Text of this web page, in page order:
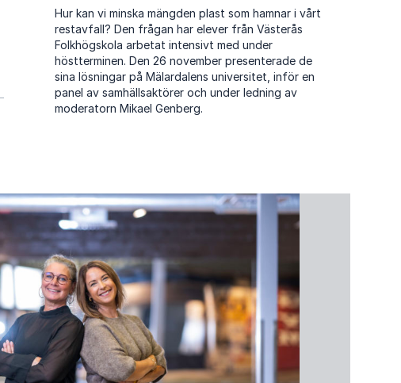
Hur kan vi minska mängden plast som hamnar i vårt
restavfall? Den frågan har elever från Västerås
Folkhögskola arbetat intensivt med under
höstterminen. Den 26 november presenterade de
sina lösningar på Mälardalens universitet, inför en
panel av samhällsaktörer och under ledning av
moderatorn Mikael Genberg.